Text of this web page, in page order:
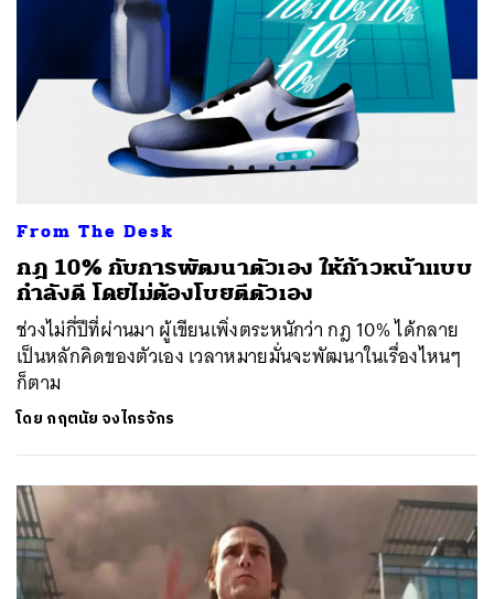
From The Desk
กฎ 10% กับการพัฒนาตัวเอง ให้ก้าวหน้าแบบ
กำลังดี โดยไม่ต้องโบยตีตัวเอง
ช่วงไม่กี่ปีที่ผ่านมา ผู้เขียนเพิ่งตระหนักว่า กฎ 10% ได้กลาย
เป็นหลักคิดของตัวเอง เวลาหมายมั่นจะพัฒนาในเรื่องไหนๆ
ก็ตาม
โดย กฤตนัย จงไกรจักร